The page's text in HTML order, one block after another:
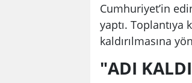
Cumhuriyet’in
yaptı. Toplantıya
kaldırılmasına
"ADI